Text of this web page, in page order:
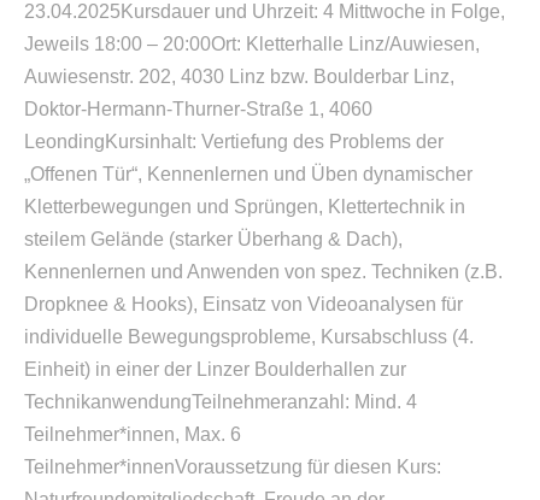
23.04.2025Kursdauer und Uhrzeit: 4 Mittwoche in Folge,
Jeweils 18:00 – 20:00Ort: Kletterhalle Linz/Auwiesen,
Auwiesenstr. 202, 4030 Linz bzw. Boulderbar Linz,
Doktor-Hermann-Thurner-Straße 1, 4060
LeondingKursinhalt: Vertiefung des Problems der
„Offenen Tür“, Kennenlernen und Üben dynamischer
Kletterbewegungen und Sprüngen, Klettertechnik in
steilem Gelände (starker Überhang & Dach),
Kennenlernen und Anwenden von spez. Techniken (z.B.
Dropknee & Hooks), Einsatz von Videoanalysen für
individuelle Bewegungsprobleme, Kursabschluss (4.
Einheit) in einer der Linzer Boulderhallen zur
TechnikanwendungTeilnehmeranzahl: Mind. 4
Teilnehmer*innen, Max. 6
Teilnehmer*innenVoraussetzung für diesen Kurs: